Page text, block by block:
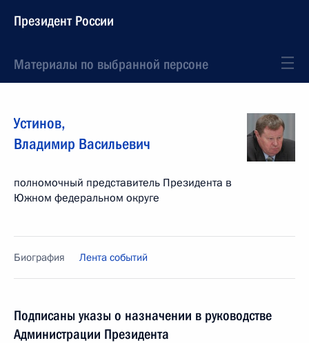
Президент России
Материалы по выбранной персоне
Устинов,
Владимир Васильевич
полномочный представитель Президента в
Южном федеральном округе
Биография Лента событий
Подписаны указы о назначении в руководстве
Администрации Президента